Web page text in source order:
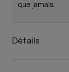
que jamais.
Détails